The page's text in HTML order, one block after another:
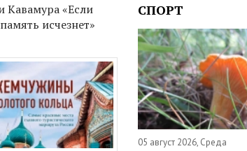
Кавамура «Если
исчезнет»
СПОРТ
05 август 2026, Среда